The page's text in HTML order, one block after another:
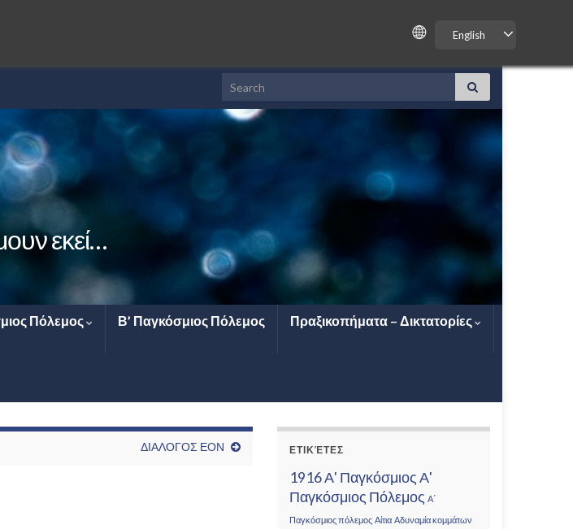
English
Search for:
εκεί…
Πόλεμος Β’ Παγκόσμιος Πόλεμος Πραξικοπήματα – Δικτατορίες
ΔΙΑΛΟΓΟΣ ΕΟΝ ΕΤΙΚΈΤΕΣ
1916Α' ΠαγκόσμιοςΑ'
Παγκόσμιος Πόλεμος Α΄
Παγκόσμιος πόλεμος Αίτια Αδυναμία κομμάτων